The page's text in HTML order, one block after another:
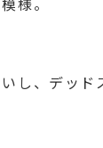
様。
し、デッド